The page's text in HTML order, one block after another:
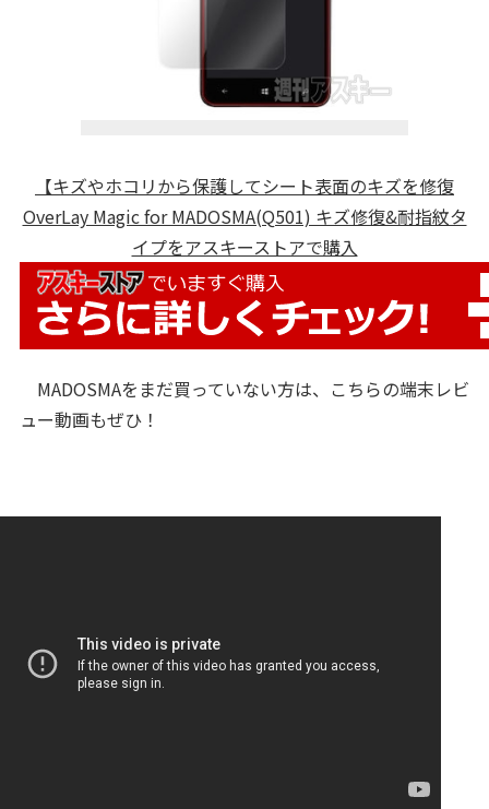
【キズやホコリから保護してシート表面のキズを修復
OverLay Magic for MADOSMA(Q501) キズ修復&耐指紋タ
イプをアスキーストアで購入
MADOSMAをまだ買っていない方は、こちらの端末レビ
ュー動画もぜひ！